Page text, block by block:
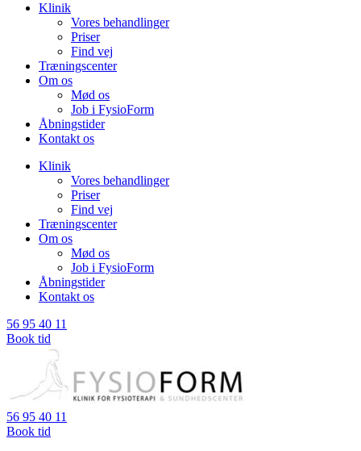
Klinik
Vores behandlinger
Priser
Find vej
Træningscenter
Om os
Mød os
Job i FysioForm
Åbningstider
Kontakt os
Klinik
Vores behandlinger
Priser
Find vej
Træningscenter
Om os
Mød os
Job i FysioForm
Åbningstider
Kontakt os
56 95 40 11
Book tid
56 95 40 11
Book tid